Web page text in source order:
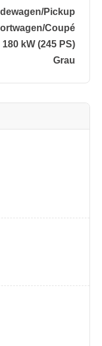
​Pickup
​Coupé
180 kW (245 PS)
Grau